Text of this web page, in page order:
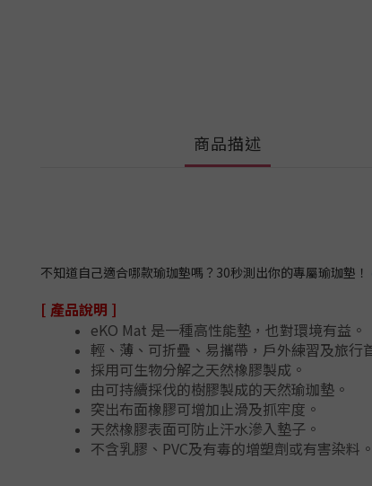
商品描述
不知道自己適合哪款瑜珈墊嗎？30秒測出你的專屬瑜珈墊！
[ 產品說明 ]
eKO Mat 是一種高性能墊，也對環境有益。
輕、薄、可折疊、易攜帶，戶外練習及旅行
採用可生物分解之天然橡膠製成。
由可持續採伐的樹膠製成的天然瑜珈墊。
突出布面橡膠可增加止滑及抓牢度。
天然橡膠表面可防止汗水滲入墊子。
不含乳膠、PVC及有毒的增塑劑或有害染料。